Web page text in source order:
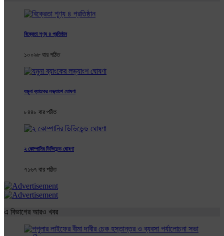
বিক্রেতা শূণ্য ৪ প্রতিষ্ঠান
১০০৯৮ বার পঠিত
যমুনা ব্যাংকের লভ্যাংশ ঘোষণা
৮৪৪৮ বার পঠিত
২ কোম্পানির ডিভিডেন্ড ঘোষণা
৭১৬৭ বার পঠিত
এ বিভাগের আরও খবর